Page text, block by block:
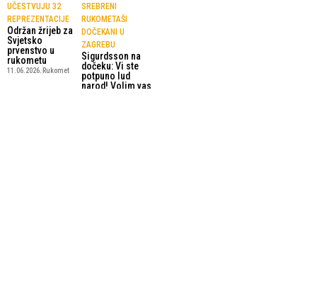
UČESTVUJU 32
REPREZENTACIJE
Održan žrijeb za
Svjetsko
prvenstvo u
rukometu
11.06.2026. Rukomet
SREBRENI
RUKOMETAŠI
DOČEKANI U
ZAGREBU
Sigurdsson na
dočeku: Vi ste
potpuno lud
narod! Volim vas